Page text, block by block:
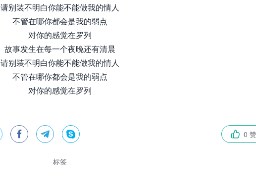
请别装不明白你能不能做我的情人
不管在哪你都会是我的弱点
对你的感觉在罗列
故事发生在每一个夜晚还有清晨
请别装不明白你能不能做我的情人
不管在哪你都会是我的弱点
对你的感觉在罗列
    0 赞
标签